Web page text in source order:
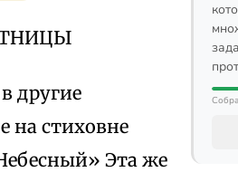
другие
на стиховне
Эта же